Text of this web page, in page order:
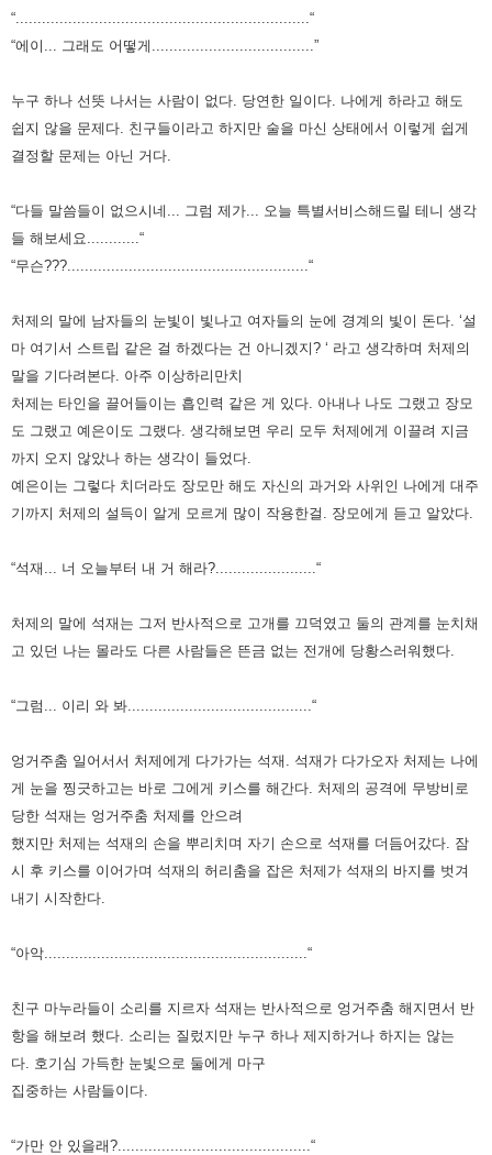
“...................................................................“
“에이... 그래도 어떻게.....................................”
누구 하나 선뜻 나서는 사람이 없다. 당연한 일이다. 나에게 하라고 해도
쉽지 않을 문제다. 친구들이라고 하지만 술을 마신 상태에서 이렇게 쉽게
결정할 문제는 아닌 거다.
“다들 말씀들이 없으시네... 그럼 제가... 오늘 특별서비스해드릴 테니 생각
들 해보세요............“
“무슨???.......................................................“
처제의 말에 남자들의 눈빛이 빛나고 여자들의 눈에 경계의 빛이 돈다. ‘설
마 여기서 스트립 같은 걸 하겠다는 건 아니겠지? ‘ 라고 생각하며 처제의
말을 기다려본다. 아주 이상하리만치
처제는 타인을 끌어들이는 흡인력 같은 게 있다. 아내나 나도 그랬고 장모
도 그랬고 예은이도 그랬다. 생각해보면 우리 모두 처제에게 이끌려 지금
까지 오지 않았나 하는 생각이 들었다.
예은이는 그렇다 치더라도 장모만 해도 자신의 과거와 사위인 나에게 대주
기까지 처제의 설득이 알게 모르게 많이 작용한걸. 장모에게 듣고 알았다.
“석재... 너 오늘부터 내 거 해라?.......................“
처제의 말에 석재는 그저 반사적으로 고개를 끄덕였고 둘의 관계를 눈치채
고 있던 나는 몰라도 다른 사람들은 뜬금 없는 전개에 당황스러워했다.
“그럼... 이리 와 봐..........................................“
엉거주춤 일어서서 처제에게 다가가는 석재. 석재가 다가오자 처제는 나에
게 눈을 찡긋하고는 바로 그에게 키스를 해간다. 처제의 공격에 무방비로
당한 석재는 엉거주춤 처제를 안으려
했지만 처제는 석재의 손을 뿌리치며 자기 손으로 석재를 더듬어갔다. 잠
시 후 키스를 이어가며 석재의 허리춤을 잡은 처제가 석재의 바지를 벗겨
내기 시작한다.
“아악............................................................“
친구 마누라들이 소리를 지르자 석재는 반사적으로 엉거주춤 해지면서 반
항을 해보려 했다. 소리는 질렀지만 누구 하나 제지하거나 하지는 않는
다. 호기심 가득한 눈빛으로 둘에게 마구
집중하는 사람들이다.
“가만 안 있을래?............................................“